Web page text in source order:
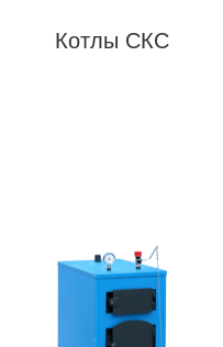
Котлы СКС